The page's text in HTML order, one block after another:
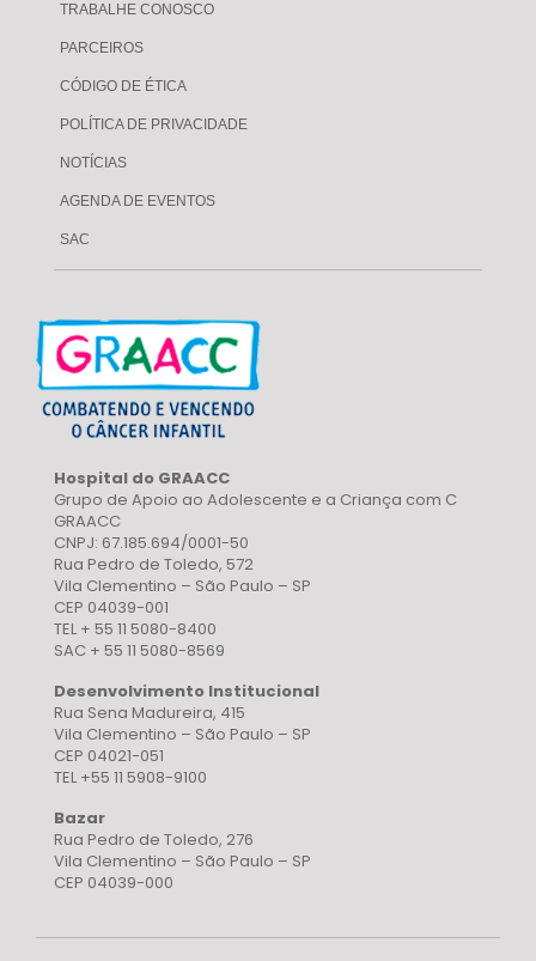
TRABALHE CONOSCO
PARCEIROS
CÓDIGO DE ÉTICA
POLÍTICA DE PRIVACIDADE
NOTÍCIAS
AGENDA DE EVENTOS
SAC
Hospital do GRAACC
Grupo de Apoio ao Adolescente e a Criança com C
GRAACC
CNPJ: 67.185.694/0001-50
Rua Pedro de Toledo, 572
Vila Clementino – São Paulo – SP
CEP 04039-001
TEL + 55 11 5080-8400
SAC + 55 11 5080-8569
Desenvolvimento Institucional
Rua Sena Madureira, 415
Vila Clementino – São Paulo – SP
CEP 04021-051
TEL +55 11 5908-9100
Bazar
Rua Pedro de Toledo, 276
Vila Clementino – São Paulo – SP
CEP 04039-000